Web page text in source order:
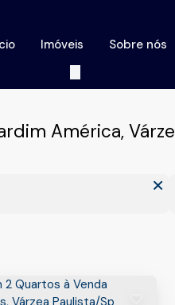
Sobre nós
Imóveis
América,